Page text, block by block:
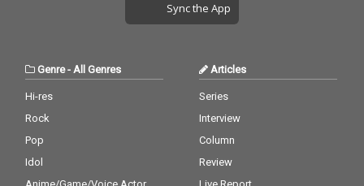
Sync the App
Genre-All Genres
Hi-res
Rock
Pop
Idol
Articles
Series
Interview
Column
Review